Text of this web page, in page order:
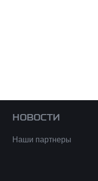
НОВОСТИ
Наши партнеры